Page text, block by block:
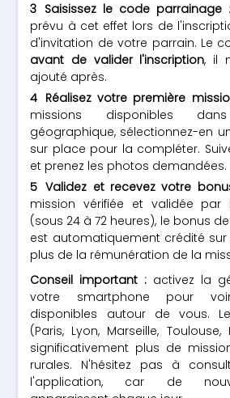
Saisissez le code parrainage
prévu à cet effet lors de
d'invitation de votre parrain. Le
avant de valider l'inscription, il
ajouté après.
Réalisez votre première
missions disponibles
géographique, sélectionnez-en
sur place pour la compléter.
et prenez les photos demandées.
Validez et recevez votre
mission vérifiée et validée par
(sous 24 à 72 heures), le bonus
est automatiquement crédité
plus de la rémunération de la
Conseil important : activez la
votre smartphone pour
disponibles autour de vous.
(Paris, Lyon, Marseille,
significativement plus de
rurales. N'hésitez pas à
l'application, car de